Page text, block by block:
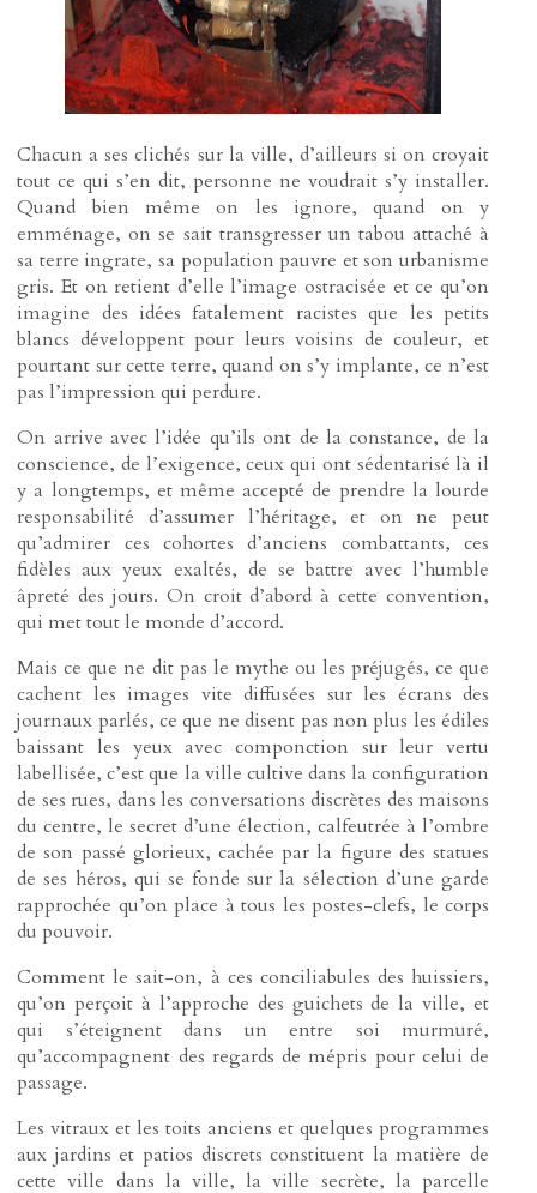
Chacun a ses clichés sur la ville, d’ailleurs si on croyait
tout ce qui s’en dit, personne ne voudrait s’y installer.
Quand bien même on les ignore, quand on y
emménage, on se sait transgresser un tabou attaché à
sa terre ingrate, sa population pauvre et son urbanisme
gris. Et on retient d’elle l’image ostracisée et ce qu’on
imagine des idées fatalement racistes que les petits
blancs développent pour leurs voisins de couleur, et
pourtant sur cette terre, quand on s’y implante, ce n’est
pas l’impression qui perdure.
On arrive avec l’idée qu’ils ont de la constance, de la
conscience, de l’exigence, ceux qui ont sédentarisé là il
y a longtemps, et même accepté de prendre la lourde
responsabilité d’assumer l’héritage, et on ne peut
qu’admirer ces cohortes d’anciens combattants, ces
fidèles aux yeux exaltés, de se battre avec l’humble
âpreté des jours. On croit d’abord à cette convention,
qui met tout le monde d’accord.
Mais ce que ne dit pas le mythe ou les préjugés, ce que
cachent les images vite diffusées sur les écrans des
journaux parlés, ce que ne disent pas non plus les édiles
baissant les yeux avec componction sur leur vertu
labellisée, c’est que la ville cultive dans la configuration
de ses rues, dans les conversations discrètes des maisons
du centre, le secret d’une élection, calfeutrée à l’ombre
de son passé glorieux, cachée par la figure des statues
de ses héros, qui se fonde sur la sélection d’une garde
rapprochée qu’on place à tous les postes-clefs, le corps
du pouvoir.
Comment le sait-on, à ces conciliabules des huissiers,
qu’on perçoit à l’approche des guichets de la ville, et
qui s’éteignent dans un entre soi murmuré,
qu’accompagnent des regards de mépris pour celui de
passage.
Les vitraux et les toits anciens et quelques programmes
aux jardins et patios discrets constituent la matière de
cette ville dans la ville, la ville secrète, la parcelle